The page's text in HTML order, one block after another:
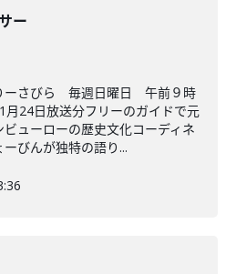
ー
ーさびら 毎週日曜日 午前９時
24日放送分フリーのガイドで元
ューローの歴史文化コーディネ
びんが独特の語り...